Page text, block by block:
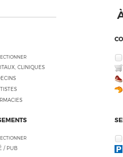
CLINIQUES
/ PUB